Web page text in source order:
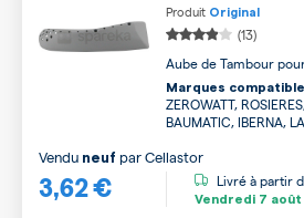
Produit Original
(13)
Aube de Tambour
Marques
ZEROWATT,
BAUMATIC, IBERNA,
3,62 €
Vendu neuf parCellastor
Livré à partir
Vendredi 7 août